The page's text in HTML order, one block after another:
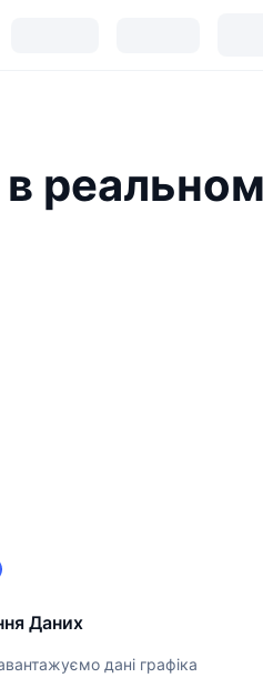
Даних
дані графіка